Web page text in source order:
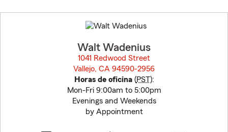
to
before
Walt Wadenius
1041 Redwood Street
Vallejo, CA 94590-2956
Horas de oficina(PST):
Mon-Fri 9:00am to 5:00pm
Evenings and Weekends
by Appointment